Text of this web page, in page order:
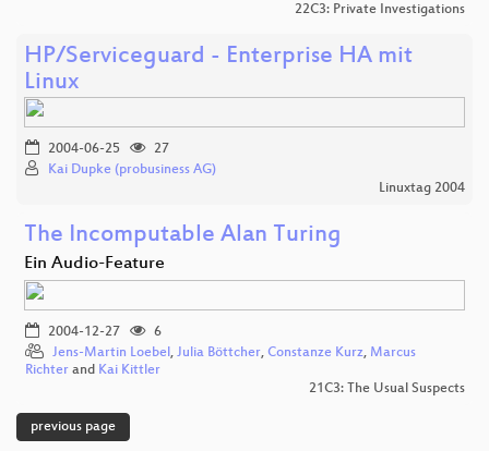
22C3: Private Investigations
HP/Serviceguard - Enterprise HA mit
Linux
2004-06-25
27
Kai Dupke (probusiness AG)
Linuxtag 2004
The Incomputable Alan Turing
Ein Audio-Feature
2004-12-27
6
Jens-Martin Loebel , Julia Böttcher, Constanze Kurz, Marcus
Richter and Kai Kittler
21C3: The Usual Suspects
previous page